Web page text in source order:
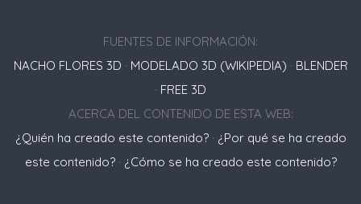
FUENTES DE INFORMACIÓN:
NACHO FLORES 3D · MODELADO 3D (WIKIPEDIA) · BLENDER
· FREE 3D
ACERCA DEL CONTENIDO DE ESTA WEB:
¿Quién ha creado este contenido?· ¿Por qué se ha creado
este contenido?· ¿Cómo se ha creado este contenido?